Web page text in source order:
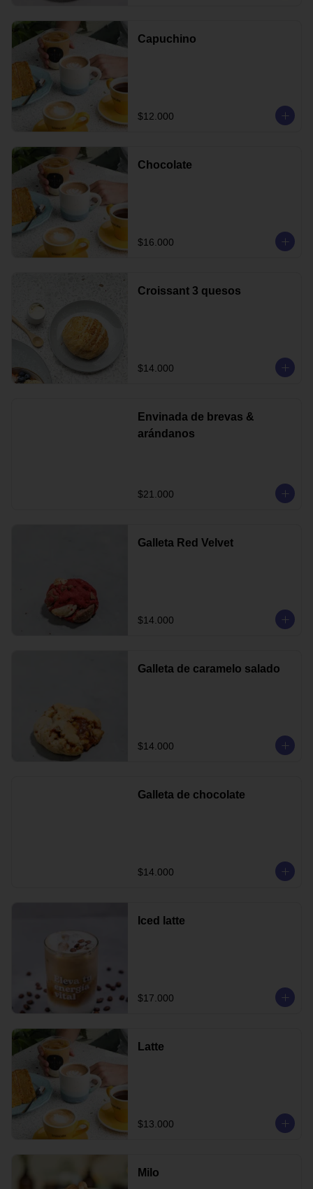
Capuchino
$12.000
Chocolate
$16.000
Croissant 3 quesos
$14.000
Envinada de brevas &
arándanos
$21.000
Galleta Red Velvet
$14.000
Galleta de caramelo salado
$14.000
Galleta de chocolate
$14.000
Iced latte
$17.000
Latte
$13.000
Milo